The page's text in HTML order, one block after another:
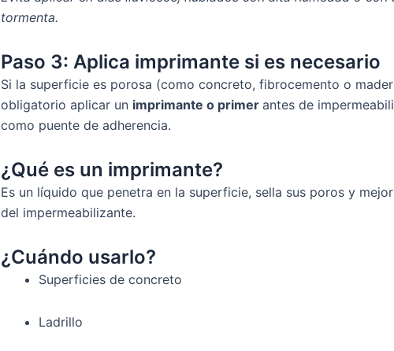
tormenta.
Paso 3: Aplica imprimante si es necesario
Si la superficie es porosa (como concreto, fibrocemento o
obligatorio aplicar un imprimante o primer antes de
como puente de adherencia.
¿Qué es un imprimante?
Es un líquido que penetra en la superficie, sella sus poros y
del impermeabilizante.
¿Cuándo usarlo?
Superficies de concreto
Ladrillo